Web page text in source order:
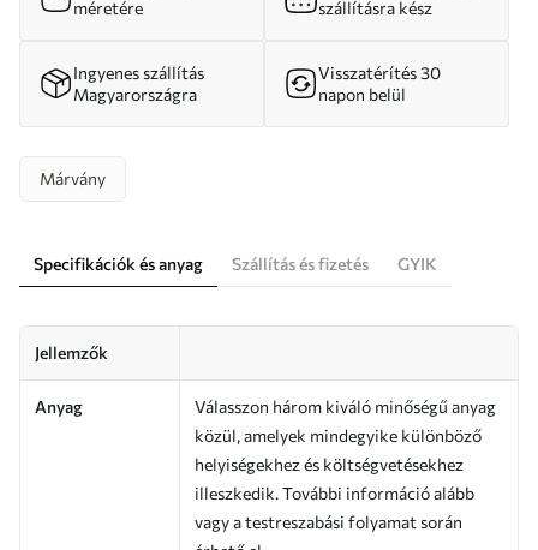
méretére
szállításra kész
Ingyenes szállítás
Magyarországra
Visszatérítés 30
napon belül
Márvány
Specifikációk és anyag Szállítás és fizetés GYIK
Jellemzők
Anyag
Válasszon három kiváló minőségű anyag
közül, amelyek mindegyike különböző
helyiségekhez és költségvetésekhez
illeszkedik. További információ alább
vagy a testreszabási folyamat során